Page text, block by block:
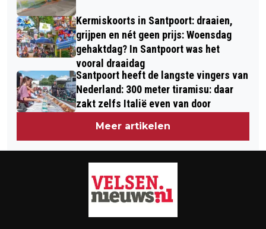
Kermiskoorts in Santpoort: draaien,
grijpen en nét geen prijs: Woensdag
gehaktdag? In Santpoort was het
vooral draaidag
Santpoort heeft de langste vingers van
Nederland: 300 meter tiramisu: daar
zakt zelfs Italië even van door
Meer artikelen